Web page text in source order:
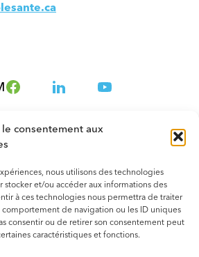
consentement aux
nous utilisons des technologies
stocker et/ou accéder aux informations des
à ces technologies nous permettra de traiter
de navigation ou les ID uniques
consentir ou de retirer son consentement peut
caractéristiques et fonctions.